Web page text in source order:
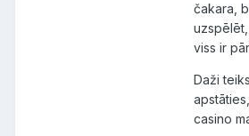
čakara,
viss ir
Daži
casino